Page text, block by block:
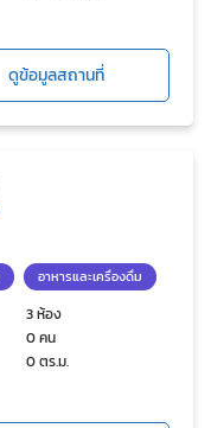
ดูข้อมูลสถานที่
อาหารและเครื่องดื่ม
3 ห้อง
0 คน
0 ตร.ม.